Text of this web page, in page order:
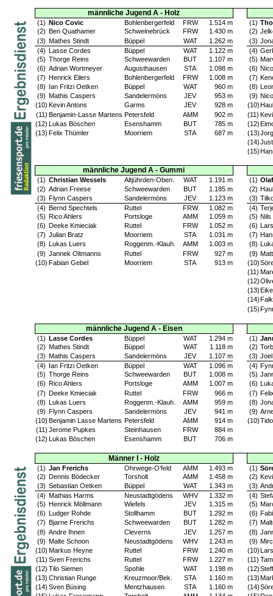
männliche Jugend A - Holz
(1) Nico Covic Bohlenbergerfeld FRW 1.514 m (1)
(2) Ben Quathamer Schweinebrück FRW 1.430 m (2)
(3) Mathes Stindt Büppel WAT 1.262 m (3)
(4) Lasse Cordes Büppel WAT 1.122 m (4)
(5) Thorge Reins Schweewarden BUT 1.107 m (5)
(6) Adrian Wortmeyer Augusthausen STA 1.098 m (6)
(7) Henrick Eilers Bohlenbergerfeld FRW 1.008 m (7)
(8) Ian Fritzi Oetken Büppel WAT 960 m (8)
(9) Mathis Caspers Sandelermöns JEV 953 m (9)
(10) Kevin Antons Garms JEV 928 m (10)
(11) Benjamin-Lasse Martens Petersfeld AMM 902 m (11)
(12) Lukas Böschen Esenshamm BUT 785 m (12)
(13) Felix Thümler Moorriem STA 687 m (13)
(14)
(15)
männliche Jugend A - Gummi
(1) Christian Wessels Altjührden-Oben. WAT 1.191 m (1)
(2) Adrian Freese Schweewarden BUT 1.185 m (2)
(3) Flynn Caspers Sandelermöns JEV 1.123 m (3)
(4) Bernd Spechtels Ruttel FRW 1.082 m (4)
(5) Rico Ahlers Portsloge AMM 1.059 m (5) Nils
(6) Deeke Kmieciak Ruttel FRW 1.052 m (6)
(7) Julian Bratz Moorriem STA 1.031 m (7)
(8) Lukas Luers Roggenm.-Klauh. AMM 1.003 m (8)
(9) Jannek Oltmanns Ruttel FRW 927 m (9)
(10) Fabian Gebel Moorriem STA 913 m (10)
(11)
(12)
(13)
(14)
(15)
männliche Jugend A - Eisen
(1) Lasse Cordes Büppel WAT 1.294 m (1)
(2) Mathes Stindt Büppel WAT 1.118 m (2)
(3) Mathis Caspers Sandelermöns JEV 1.107 m (3)
(4) Ian Fritzi Oetken Büppel WAT 1.096 m (4)
(5) Thorge Reins Schweewarden BUT 1.008 m (5)
(6) Rico Ahlers Portsloge AMM 1.007 m (6)
(7) Deeke Kmieciak Ruttel FRW 966 m (7)
(8) Lukas Luers Roggenm.-Klauh. AMM 959 m (8)
(9) Flynn Caspers Sandelermöns JEV 941 m (9)
(10) Benjamin Lasse Martens Petersfeld AMM 914 m (10)
(11) Jerome Pupkes Steinhausen FRW
884 m
(12) Lukas Böschen Esenshamm BUT 706 m
Männer I - Holz
(1) Jan Frerichs Ohrwege-O'feld AMM 1.493 m (1)
(2) Dennis Bödecker Torsholt AMM 1.458 m (2)
(3) Sebastian Oetken Büppel WAT 1.343 m (3)
(4) Mathias Harms Neustadtgödens WHV 1.332 m (4)
(5) Henrick Möllmann Wiefels JEV 1.315 m (5)
(6) Ludger Rohde Stollhamm BUT 1.292 m (6)
(7) Bjarne Frerichs Schweewarden BUT 1.282 m (7)
(8) Andre Ihnen Cleverns JEV 1.257 m (8)
(9) Malte Schoon Neustadtgödens WHV 1.243 m (9)
(10) Markus Heyne Ruttel FRW 1.240 m (10)
(11) Sven Frerichs Ruttel FRW 1.227 m (11)
(12) Tilo Siemen Spohle WAT 1.198 m (12)
(13) Christian Runge Kreuzmoor/Bek. STA 1.160 m (13)
(14) Sven Büsing Mentzhausen STA 1.160 m (14)